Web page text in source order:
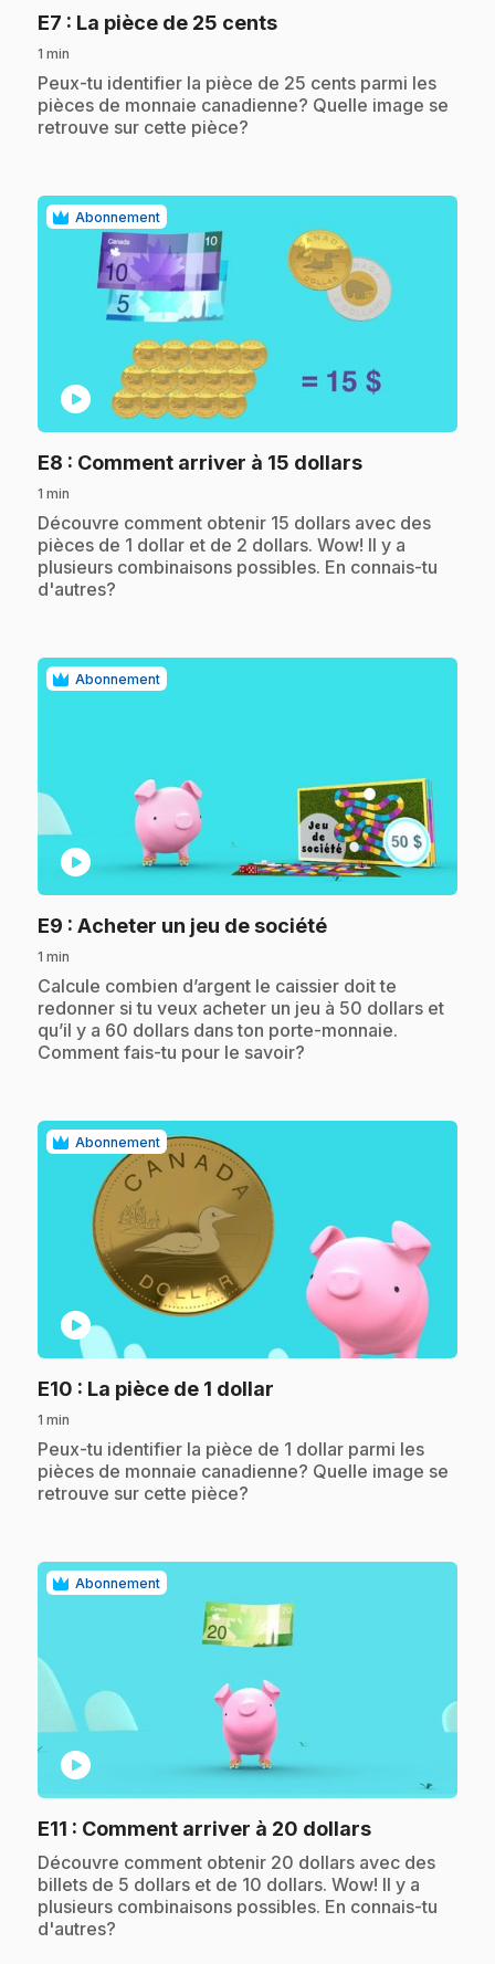
E7 : La pièce de 25 cents.
1 min
.Peux-tu identifier la pièce de 25 cents parmi les
pièces de monnaie canadienne? Quelle image se
retrouve sur cette pièce?
Abonnement
play_circle
E8 : Comment arriver à 15 dollars.
1 min
.Découvre comment obtenir 15 dollars avec des
pièces de 1 dollar et de 2 dollars. Wow! Il y a
plusieurs combinaisons possibles. En connais-tu
d'autres?
Abonnement
play_circle
E9 : Acheter un jeu de société.
1 min
.Calcule combien d’argent le caissier doit te
redonner si tu veux acheter un jeu à 50 dollars et
qu’il y a 60 dollars dans ton porte-monnaie.
Comment fais-tu pour le savoir?
Abonnement
play_circle
E10 : La pièce de 1 dollar
1 min
.Peux-tu identifier la pièce de 1 dollar parmi les
pièces de monnaie canadienne? Quelle image se
retrouve sur cette pièce?
Abonnement
play_circle
E11 : Comment arriver à 20 dollars.
.Découvre comment obtenir 20 dollars avec des
billets de 5 dollars et de 10 dollars. Wow! Il y a
plusieurs combinaisons possibles. En connais-tu
d'autres?